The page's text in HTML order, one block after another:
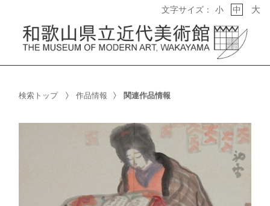
文字サイズ： 小 中 大
検索トップ 作品情報 関連作品情報